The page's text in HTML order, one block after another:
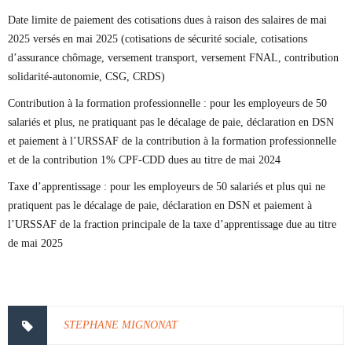
Date limite de paiement des cotisations dues à raison des salaires de mai
2025 versés en mai 2025 (cotisations de sécurité sociale, cotisations
d’assurance chômage, versement transport, versement FNAL, contribution
solidarité-autonomie, CSG, CRDS)
Contribution à la formation professionnelle : pour les employeurs de 50
salariés et plus, ne pratiquant pas le décalage de paie, déclaration en DSN
et paiement à l’URSSAF de la contribution à la formation professionnelle
et de la contribution 1% CPF-CDD dues au titre de mai 2024
Taxe d’apprentissage : pour les employeurs de 50 salariés et plus qui ne
pratiquent pas le décalage de paie, déclaration en DSN et paiement à
l’URSSAF de la fraction principale de la taxe d’apprentissage due au titre
de mai 2025
STEPHANE MIGNONAT